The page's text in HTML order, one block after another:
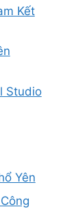
Kết
Studio
Yên